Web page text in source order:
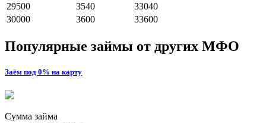
29500
3540
33040
30000
3600 33600
Популярные займы от других МФО
Заём под 0% на карту
Сумма займа